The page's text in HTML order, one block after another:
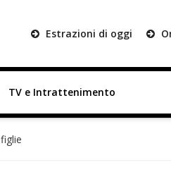
Estrazioni di oggi
TV e Intrattenimento